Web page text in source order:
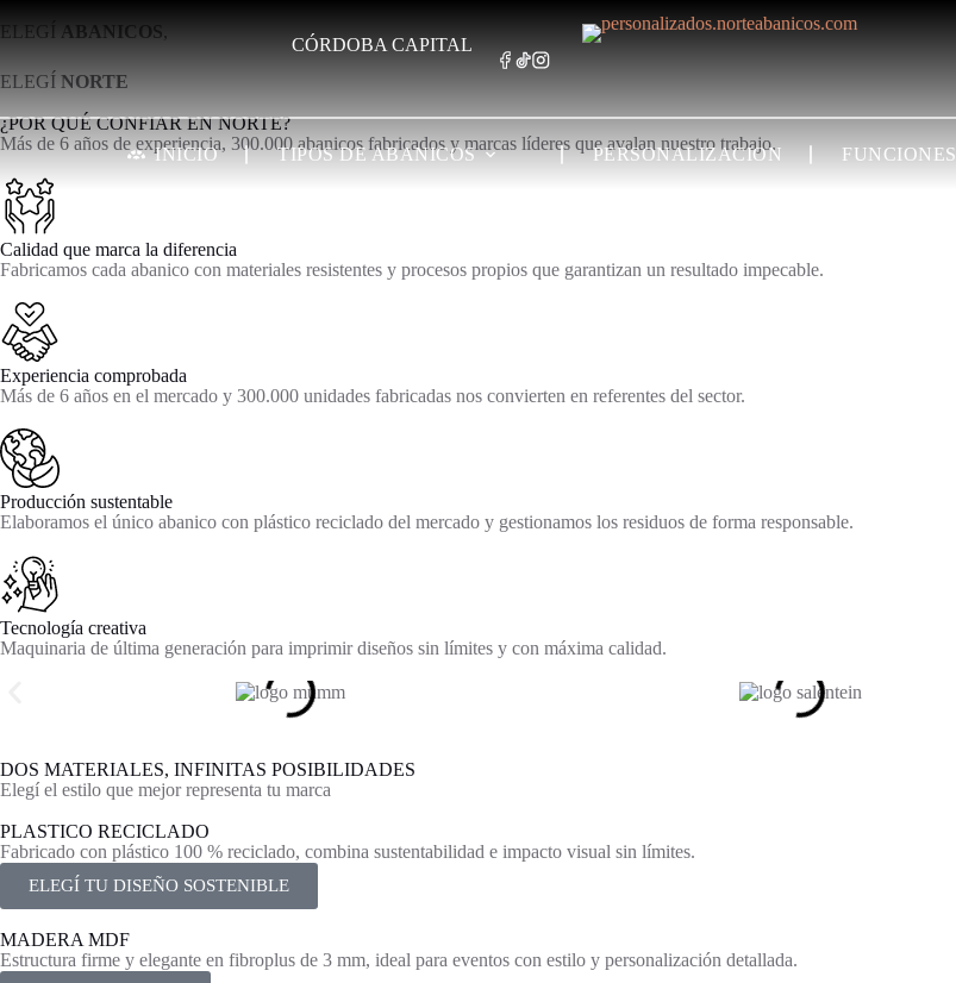
CÓRDOBA CAPITAL
INICIO TIPOS DE ABANICOS PERSONALIZACION FUNCIONES
ELEGÍ ABANICOS
ELEGÍ NORTE
¿POR QUÉ CONFIAR EN NORTE?
Más de 6 años de experiencia, 300.000 abanicos fabricados y marcas líderes que avalan nuestro trabajo.
Calidad que marca la diferencia
Fabricamos cada abanico con materiales resistentes y procesos propios que garantizan un resultado impecable.
Experiencia comprobada
Más de 6 años en el mercado y 300.000 unidades fabricadas nos convierten en referentes del sector.
Producción sustentable
Elaboramos el único abanico con plástico reciclado del mercado y gestionamos los residuos de forma responsable.
Tecnología creativa
Maquinaria de última generación para imprimir diseños sin límites y con máxima calidad.
DOS MATERIALES, INFINITAS POSIBILIDADES
Elegí el estilo que mejor representa tu marca
PLASTICO RECICLADO
Fabricado con plástico 100 % reciclado, combina sustentabilidad e impacto visual sin límites.
ELEGÍ TU DISEÑO SOSTENIBLE
MADERA MDF
Estructura firme y elegante en fibroplus de 3 mm, ideal para eventos con estilo y personalización detallada.